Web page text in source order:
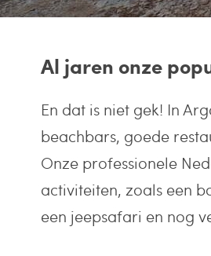
Al jaren onze
En dat is niet gek! In
beachbars, goede
Onze professionele
activiteiten, zoals een
een jeepsafari en nog